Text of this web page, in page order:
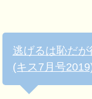
逃げるは恥だ
(キス7月号